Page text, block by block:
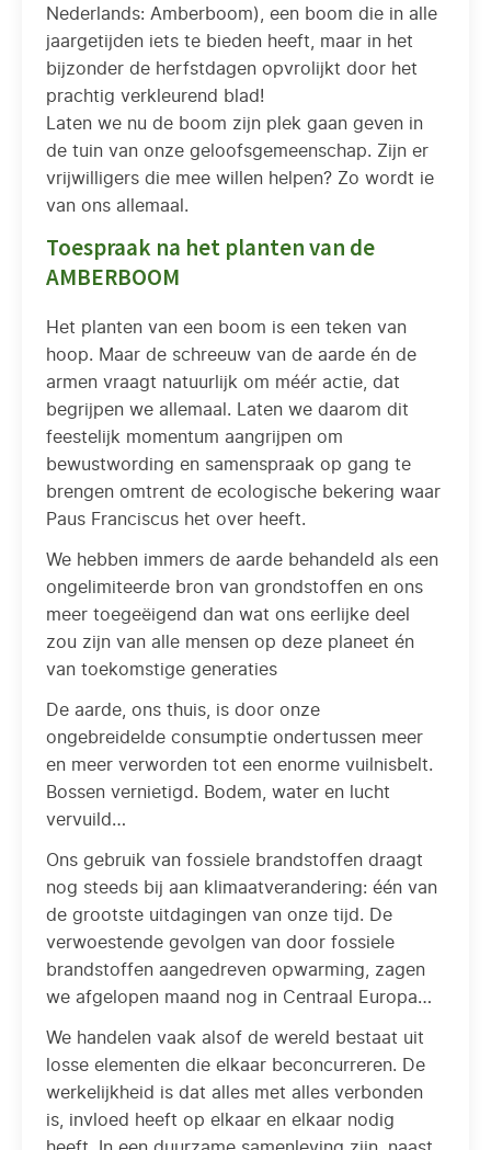
Nederlands: Amberboom), een boom die in alle
jaargetijden iets te bieden heeft, maar in het
bijzonder de herfstdagen opvrolijkt door het
prachtig verkleurend blad!
Laten we nu de boom zijn plek gaan geven in
de tuin van onze geloofsgemeenschap. Zijn er
vrijwilligers die mee willen helpen? Zo wordt ie
van ons allemaal.
Toespraak na het planten van de
AMBERBOOM
Het planten van een boom is een teken van
hoop. Maar de schreeuw van de aarde én de
armen vraagt natuurlijk om méér actie, dat
begrijpen we allemaal. Laten we daarom dit
feestelijk momentum aangrijpen om
bewustwording en samenspraak op gang te
brengen omtrent de ecologische bekering waar
Paus Franciscus het over heeft.
We hebben immers de aarde behandeld als een
ongelimiteerde bron van grondstoffen en ons
meer toegeëigend dan wat ons eerlijke deel
zou zijn van alle mensen op deze planeet én
van toekomstige generaties
De aarde, ons thuis, is door onze
ongebreidelde consumptie ondertussen meer
en meer verworden tot een enorme vuilnisbelt.
Bossen vernietigd. Bodem, water en lucht
vervuild…
Ons gebruik van fossiele brandstoffen draagt
nog steeds bij aan klimaatverandering: één van
de grootste uitdagingen van onze tijd. De
verwoestende gevolgen van door fossiele
brandstoffen aangedreven opwarming, zagen
we afgelopen maand nog in Centraal Europa…
We handelen vaak alsof de wereld bestaat uit
losse elementen die elkaar beconcurreren. De
werkelijkheid is dat alles met alles verbonden
is, invloed heeft op elkaar en elkaar nodig